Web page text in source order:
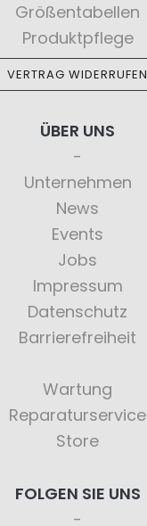
Größentabellen
Produktpflege
VERTRAG WIDERRUFEN
ÜBER UNS
Unternehmen
News
Events
Jobs
Impressum
Datenschutz
Barrierefreiheit
Wartung
Reparaturservice
Store
FOLGEN SIE UNS